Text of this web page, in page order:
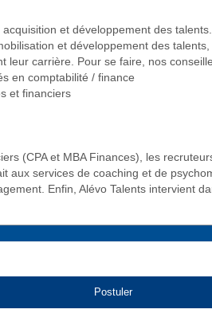
et développement des
et développement des
leur carrière. Pour se faire, nos
en comptabilité / finance
et financiers
(CPA et MBA Finances), les
aux services de coaching et de
Enfin, Alévo Talents intervient
Postuler